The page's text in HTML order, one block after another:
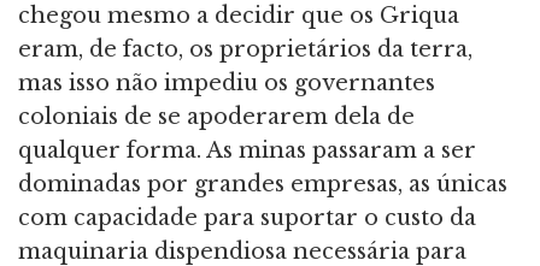
chegou mesmo a decidir que os Griqua
eram, de facto, os proprietários da terra,
mas isso não impediu os governantes
coloniais de se apoderarem dela de
qualquer forma. As minas passaram a ser
dominadas por grandes empresas, as únicas
com capacidade para suportar o custo da
maquinaria dispendiosa necessária para